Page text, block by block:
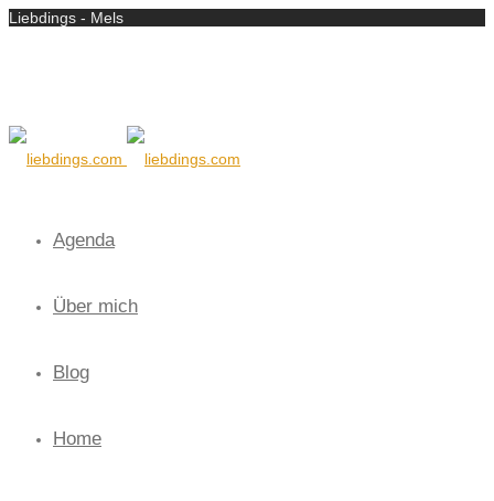
Liebdings - Mels
Agenda
Über mich
Blog
Home